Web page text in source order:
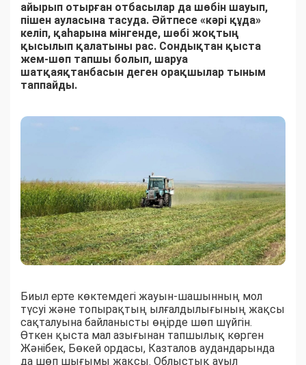
айырып отырған отбасылар да шөбін шауып,
пішен ауласына тасуда. Әйтпесе «кәрі құда»
келіп, қаһарына мінгенде, шөбі жоқтың
қысылып қалатыны рас. Сондықтан қыста
жем-шөп тапшы болып, шаруа
шатқаяқтанбасын деген орақшылар тыным
таппайды.
Биыл ерте көктемдегі жауын-шашынның мол
түсуі және топырақтың ылғалдылығының жақсы
сақталуына байланысты өңірде шөп шүйгін.
Өткен қыста мал азығынан тапшылық көрген
Жәнібек, Бөкей ордасы, Казталов аудандарында
да шөп шығымы жақсы. Облыстық ауыл